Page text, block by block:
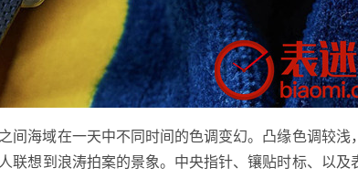
间海域在一天中不同时间的色调变幻。凸缘色调较浅
联想到浪涛拍案的景象。中央指针、镶贴时标、以及